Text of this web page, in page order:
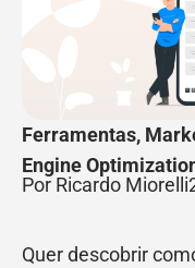
Ferramentas,
Engine
Por Ricardo Miorelli
Quer descobrir